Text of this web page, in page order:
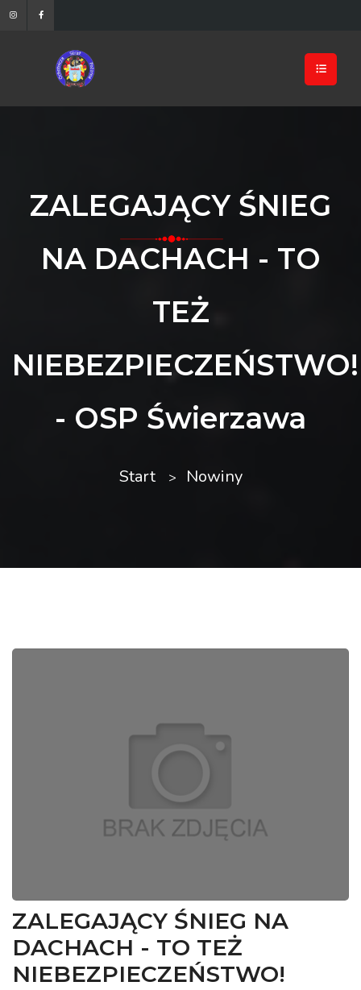
ZALEGAJĄCY ŚNIEG
NA DACHACH - TO
TEŻ
NIEBEZPIECZEŃSTWO!
- OSP Świerzawa
Start Nowiny
ZALEGAJĄCY ŚNIEG NA
DACHACH - TO TEŻ
NIEBEZPIECZEŃSTWO!